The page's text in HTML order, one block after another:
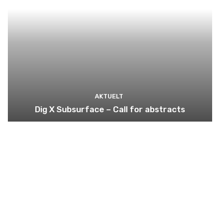
AKTUELT
Dig X Subsurface – Call for abstracts